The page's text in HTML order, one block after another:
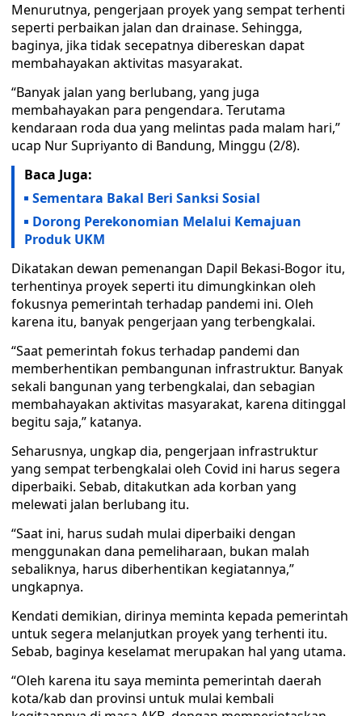
Menurutnya, pengerjaan proyek yang sempat terhenti
seperti perbaikan jalan dan drainase. Sehingga,
baginya, jika tidak secepatnya dibereskan dapat
membahayakan aktivitas masyarakat.
“Banyak jalan yang berlubang, yang juga
membahayakan para pengendara. Terutama
kendaraan roda dua yang melintas pada malam hari,”
ucap Nur Supriyanto di Bandung, Minggu (2/8).
Baca Juga:
Sementara Bakal Beri Sanksi Sosial
Dorong Perekonomian Melalui Kemajuan
Produk UKM
Dikatakan dewan pemenangan Dapil Bekasi-Bogor itu,
terhentinya proyek seperti itu dimungkinkan oleh
fokusnya pemerintah terhadap pandemi ini. Oleh
karena itu, banyak pengerjaan yang terbengkalai.
“Saat pemerintah fokus terhadap pandemi dan
memberhentikan pembangunan infrastruktur. Banyak
sekali bangunan yang terbengkalai, dan sebagian
membahayakan aktivitas masyarakat, karena ditinggal
begitu saja,” katanya.
Seharusnya, ungkap dia, pengerjaan infrastruktur
yang sempat terbengkalai oleh Covid ini harus segera
diperbaiki. Sebab, ditakutkan ada korban yang
melewati jalan berlubang itu.
“Saat ini, harus sudah mulai diperbaiki dengan
menggunakan dana pemeliharaan, bukan malah
sebaliknya, harus diberhentikan kegiatannya,”
ungkapnya.
Kendati demikian, dirinya meminta kepada pemerintah
untuk segera melanjutkan proyek yang terhenti itu.
Sebab, baginya keselamat merupakan hal yang utama.
“Oleh karena itu saya meminta pemerintah daerah
kota/kab dan provinsi untuk mulai kembali